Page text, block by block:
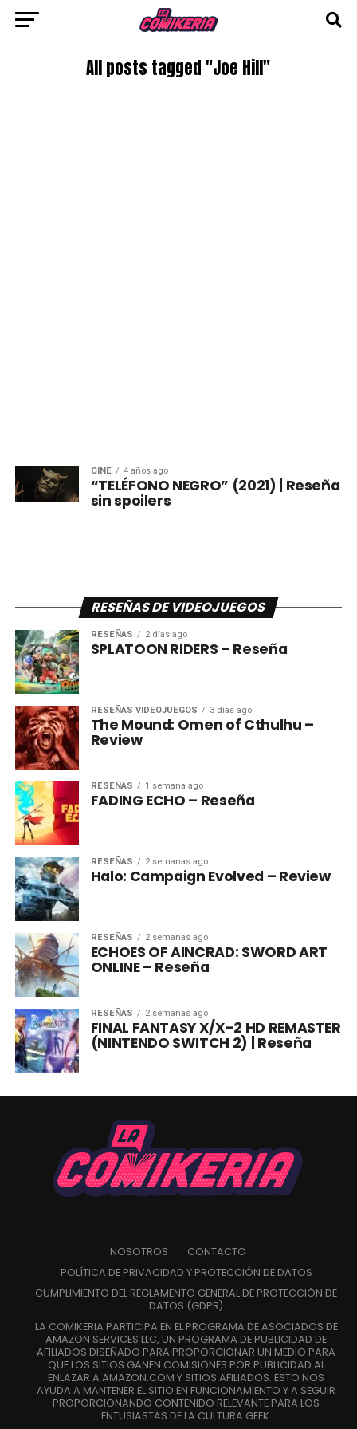
All posts tagged "Joe Hill"
CINE 4 años ago
“TELÉFONO NEGRO” (2021) | Reseña
sin spoilers
RESEÑAS DE VIDEOJUEGOS
RESEÑAS 2 días ago
SPLATOON RIDERS – Reseña
RESEÑAS VIDEOJUEGOS 3 días ago
The Mound: Omen of Cthulhu –
Review
RESEÑAS 1 semana ago
FADING ECHO – Reseña
RESEÑAS 2 semanas ago
Halo: Campaign Evolved – Review
RESEÑAS 2 semanas ago
ECHOES OF AINCRAD: SWORD ART
ONLINE – Reseña
RESEÑAS 2 semanas ago
FINAL FANTASY X/X-2 HD REMASTER
(NINTENDO SWITCH 2) | Reseña
NOSOTROS
CONTACTO
POLÍTICA DE PRIVACIDAD Y PROTECCIÓN DE DATOS
CUMPLIMIENTO DEL REGLAMENTO GENERAL DE PROTECCIÓN DE
DATOS (GDPR)
LA COMIKERIA PARTICIPA EN EL PROGRAMA DE ASOCIADOS DE
AMAZON SERVICES LLC, UN PROGRAMA DE PUBLICIDAD DE
AFILIADOS DISEÑADO PARA PROPORCIONAR UN MEDIO PARA
QUE LOS SITIOS GANEN COMISIONES POR PUBLICIDAD AL
ENLAZAR A AMAZON.COM Y SITIOS AFILIADOS. ESTO NOS
AYUDA A MANTENER EL SITIO EN FUNCIONAMIENTO Y A SEGUIR
PROPORCIONANDO CONTENIDO RELEVANTE PARA LOS
ENTUSIASTAS DE LA CULTURA GEEK.